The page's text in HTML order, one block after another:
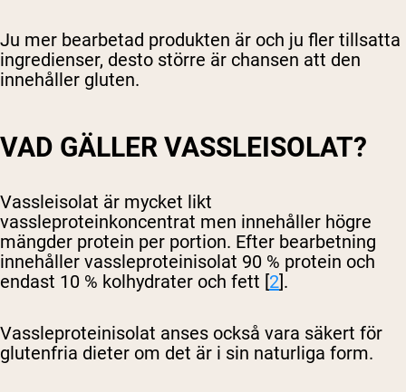
Ju mer bearbetad produkten är och ju fler tillsatta
ingredienser, desto större är chansen att den
innehåller gluten.
VAD GÄLLER VASSLEISOLAT?
Vassleisolat är mycket likt
vassleproteinkoncentrat men innehåller högre
mängder protein per portion. Efter bearbetning
innehåller vassleproteinisolat 90 % protein och
endast 10 % kolhydrater och fett [2].
Vassleproteinisolat anses också vara säkert för
glutenfria dieter om det är i sin naturliga form.